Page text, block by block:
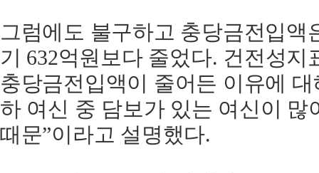
그럼에도 불구하고 충당금전입액
기 632억원보다 줄었다. 건전성
충당금전입액이 줄어든 이유에
하 여신 중 담보가 있는 여신이 많
때문”이라고 설명했다.